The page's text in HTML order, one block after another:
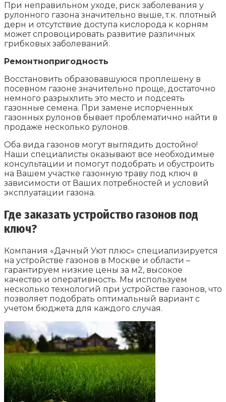
При неправильном уходе, риск заболевания у
рулонного газона значительно выше, т.к. плотный
дерн и отсутствие доступа кислорода к корням
может спровоцировать развитие различных
грибковых заболеваний.
Ремонтнопригодность
Восстановить образовавшуюся проплешену в
посевном газоне значительно проще, достаточно
немного разрыхлить это место и подсеять
газонные семена. При замене испорченных
газонных рулонов бывает проблематично найти в
продаже несколько рулонов.
Оба вида газонов могут выглядить достойно!
Наши специалисты оказывают все необходимые
консультации и помогут подобрать и обустроить
на Вашем участке газонную траву под ключ в
зависимости от Ваших потребностей и условий
эксплуатации газона.
Где заказать устройство газонов под
ключ?
Компания «Дачный Уют плюс» специализируется
на устройстве газонов в Москве и области –
гарантируем низкие цены за м2, высокое
качество и оперативность. Мы используем
несколько технологий при устройстве газонов, что
позволяет подобрать оптимальный вариант с
учетом бюджета для каждого случая.